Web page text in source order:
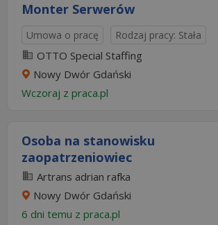
Monter Serwerów
Umowa o pracę Rodzaj pracy: Stała
OTTO Special Staffing
Nowy Dwór Gdański
Wczoraj z praca.pl
Osoba na stanowisku
zaopatrzeniowiec
Artrans adrian rafka
Nowy Dwór Gdański
6 dni temu z praca.pl